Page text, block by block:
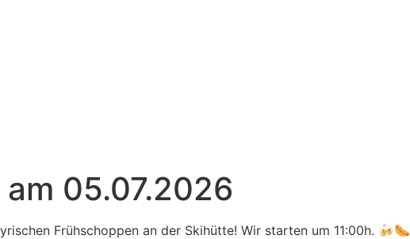
05.07.2026
Frühschoppen an der Skihütte! Wir starten um 11:00h.